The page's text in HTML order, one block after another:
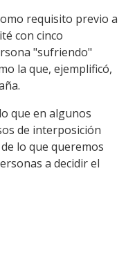
requisito previo a
con cinco
"sufriendo"
la que, ejemplificó,
que en algunos
de interposición
lo que queremos
a decidir el